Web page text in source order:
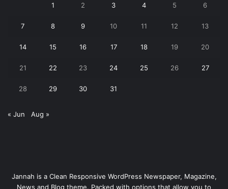
1 2 3 4 5 6
7 8 9 10 11 12 13
14 15 16 17 18 19 20
21 22 23 24 25 26 27
28 29 30 31
« Jun Aug »
Jannah is a Clean Responsive WordPress Newspaper, Magazine,
News and Blog theme. Packed with options that allow you to